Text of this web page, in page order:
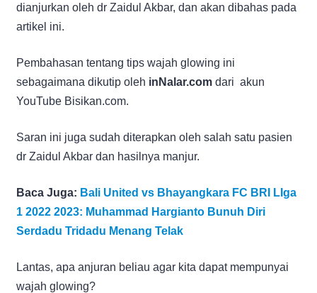
dianjurkan oleh dr Zaidul Akbar, dan akan dibahas pada
artikel ini.
Pembahasan tentang tips wajah glowing ini
sebagaimana dikutip oleh inNalar.com dari akun
YouTube Bisikan.com.
Saran ini juga sudah diterapkan oleh salah satu pasien
dr Zaidul Akbar dan hasilnya manjur.
Baca Juga: Bali United vs Bhayangkara FC BRI LIga
1 2022 2023: Muhammad Hargianto Bunuh Diri
Serdadu Tridadu Menang Telak
Lantas, apa anjuran beliau agar kita dapat mempunyai
wajah glowing?